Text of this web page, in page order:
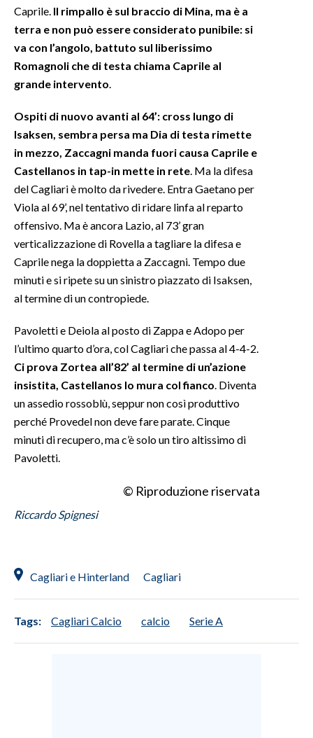
Caprile. Il rimpallo è sul braccio di Mina, ma è a
terra e non può essere considerato punibile: si
va con l’angolo, battuto sul liberissimo
Romagnoli che di testa chiama Caprile al
grande intervento
Ospiti di nuovo avanti al 64’: cross lungo di
Isaksen, sembra persa ma Dia di testa rimette
in mezzo, Zaccagni manda fuori causa Caprile e
Castellanos in tap-in mette in rete . Ma la difesa
del Cagliari è molto da rivedere. Entra Gaetano per
Viola al 69’, nel tentativo di ridare linfa al reparto
offensivo. Ma è ancora Lazio, al 73’ gran
verticalizzazione di Rovella a tagliare la difesa e
Caprile nega la doppietta a Zaccagni. Tempo due
minuti e si ripete su un sinistro piazzato di Isaksen,
al termine di un contropiede.
Pavoletti e Deiola al posto di Zappa e Adopo per
l’ultimo quarto d’ora, col Cagliari che passa al 4-4-2.
Ci prova Zortea all’82’ al termine di un’azione
insistita, Castellanos lo mura col fianco . Diventa
un assedio rossoblù, seppur non così produttivo
perché Provedel non deve fare parate. Cinque
minuti di recupero, ma c’è solo un tiro altissimo di
Pavoletti.
© Riproduzione riservata
Riccardo Spignesi
Cagliari e Hinterland Cagliari
Tags: Cagliari Calcio calcio Serie A